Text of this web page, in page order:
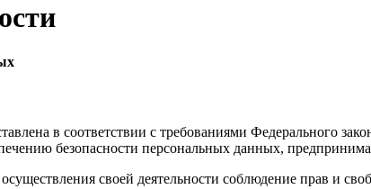
в соответствии с требованиями Федерального
безопасности персональных данных,
своей деятельности соблюдение прав и